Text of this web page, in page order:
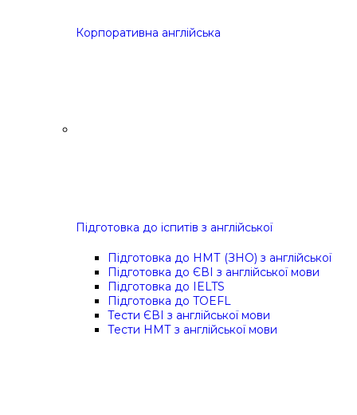
Корпоративна англійська
Підготовка до іспитів з англійської
Підготовка до НМТ (ЗНО) з англійської
Підготовка до ЄВІ з англійської мови
Підготовка до IELTS
Підготовка до TOEFL
Тести ЄВІ з англійської мови
Тести НМТ з англійської мови